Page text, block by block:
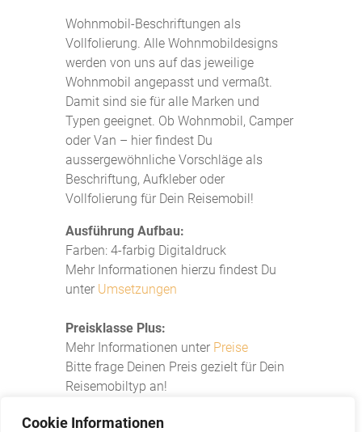
Cookie Informationen
Wohnmobil-Beschriftungen als
Vollfolierung. Alle Wohnmobildesigns
werden von uns auf das jeweilige
Wohnmobil angepasst und vermaßt.
Damit sind sie für alle Marken und
Typen geeignet. Ob Wohnmobil, Camper
oder Van – hier findest Du
aussergewöhnliche Vorschläge als
Beschriftung, Aufkleber oder
Vollfolierung für Dein Reisemobil!
Ausführung Aufbau:
Farben: 4-farbig Digitaldruck
Mehr Informationen hierzu findest Du
unter Umsetzungen
Preisklasse Plus:
Mehr Informationen unter Preise
Bitte frage Deinen Preis gezielt für Dein
Reisemobiltyp an!
* Alle Designs sind urheberrechtlich